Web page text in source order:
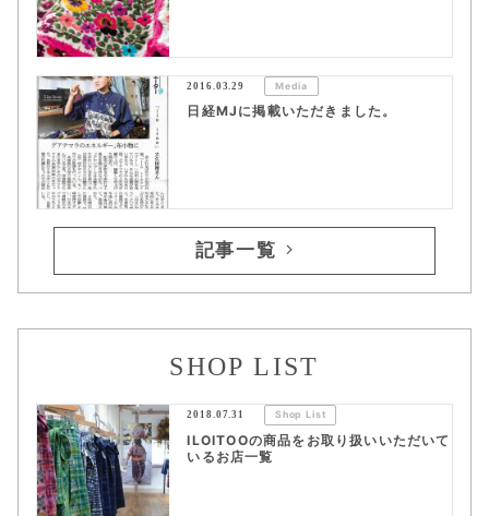
2016.03.29 Media
日経MJに掲載いただきました。
記事一覧
SHOP LIST
2018.07.31 Shop List
ILOITOOの商品をお取り扱いいただいて
いるお店一覧